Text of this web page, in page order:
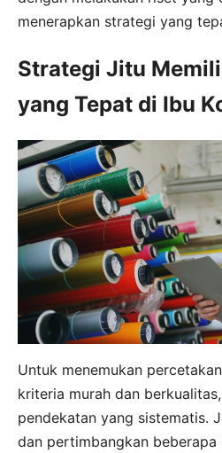
menerapkan strategi yang
Strategi Jitu
yang Tepat di Ibu
Untuk menemukan
kriteria murah dan
pendekatan yang sistematis.
dan pertimbangkan